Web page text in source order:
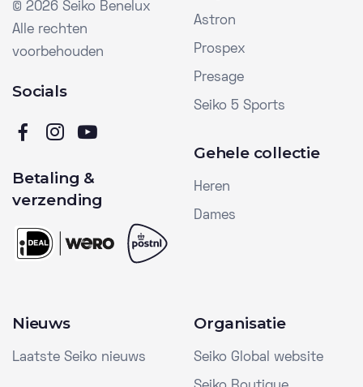
© 2026 Seiko Benelux
Alle rechten
voorbehouden
Socials
Betaling &
verzending
Astron
Prospex
Presage
Seiko 5 Sports
Gehele collectie
Heren
Dames
Nieuws
Laatste Seiko nieuws
Organisatie
Seiko Global website